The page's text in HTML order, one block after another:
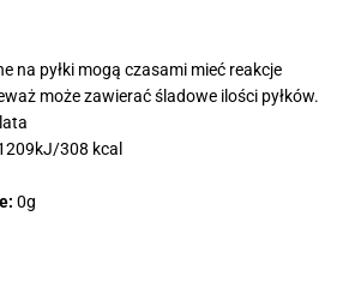
na pyłki mogą czasami mieć reakcje
może zawierać śladowe ilości pyłków.
308 kcal
0g